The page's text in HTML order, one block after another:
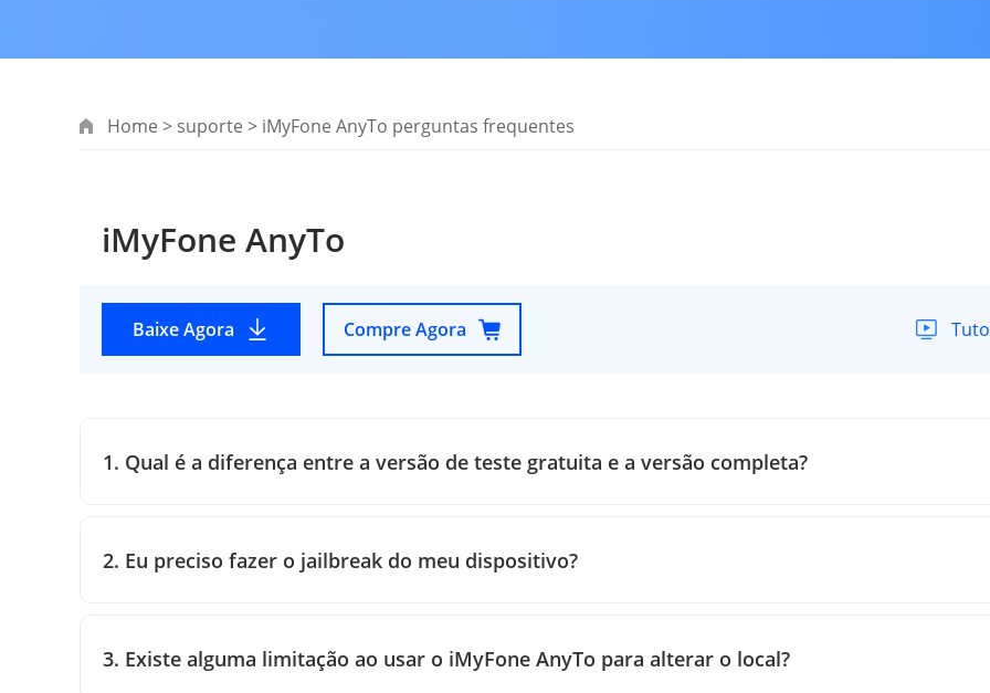
Home > suporte > iMyFone AnyTo perguntas frequentes
iMyFone AnyTo
Baixe Agora Compre Agora
1. Qual é a diferença entre a versão de teste gratuita e a versão completa?
2. Eu preciso fazer o jailbreak do meu dispositivo?
3. Existe alguma limitação ao usar o iMyFone AnyTo para alterar o local?